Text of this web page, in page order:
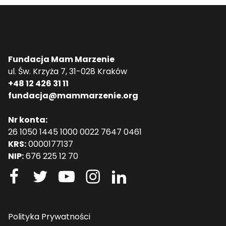
Fundacja Mam Marzenie
ul. Św. Krzyża 7, 31-028 Kraków
+48 12 426 31 11
fundacja@mammarzenie.org
Nr konta:
26 1050 1445 1000 0022 7647 0461
KRS:0000177137
NIP:676 225 12 70
Polityka Prywatności